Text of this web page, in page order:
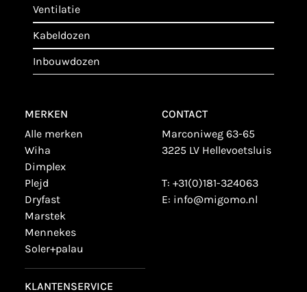
ventilatie
kabeldozen
inbouwdozen
MERKEN
alle merken
wiha
dimplex
plejd
dryfast
marstek
mennekes
soler+palau
KLANTENSERVICE
CONTACT
Marconiweg 63-65
3225 LV Hellevoetsluis
T: +31(0)181-324063
E: info@migomo.nl